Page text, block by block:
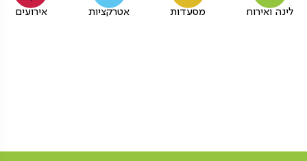
לינה ואירוח מסעדות אטרקציות אירועים